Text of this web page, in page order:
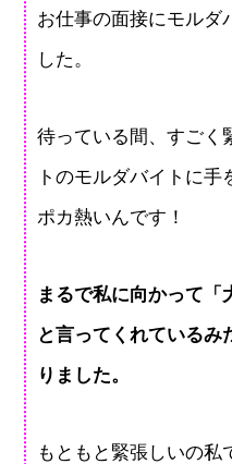
お仕事の面接にモルダ
した。
待っている間、すごく
トのモルダバイトに
ポカ熱いんです！
まるで私に向かって「
と言ってくれているみ
りました。
もともと緊張しいの私